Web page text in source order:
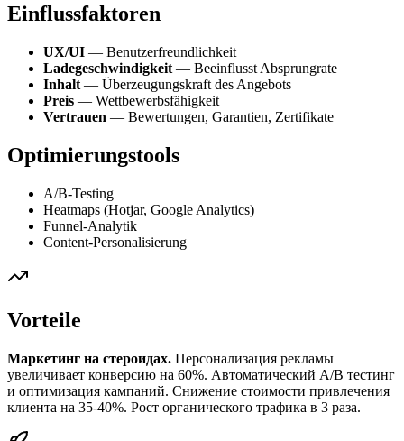
Einflussfaktoren
UX/UI — Benutzerfreundlichkeit
Ladegeschwindigkeit — Beeinflusst Absprungrate
Inhalt — Überzeugungskraft des Angebots
Preis — Wettbewerbsfähigkeit
Vertrauen — Bewertungen, Garantien, Zertifikate
Optimierungstools
A/B-Testing
Heatmaps (Hotjar, Google Analytics)
Funnel-Analytik
Content-Personalisierung
Vorteile
Маркетинг на стероидах. Персонализация рекламы
увеличивает конверсию на 60%. Автоматический A/B тестинг
и оптимизация кампаний. Снижение стоимости привлечения
клиента на 35-40%. Рост органического трафика в 3 раза.